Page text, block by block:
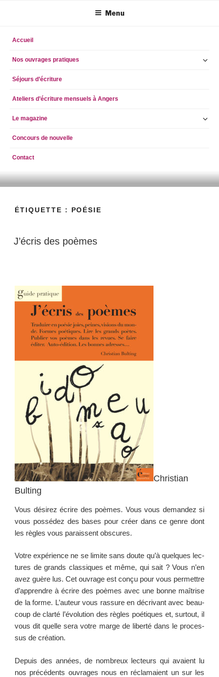
principal
Menu
Accueil
Nos ouvrages pratiques
Séjours d’écriture
Ateliers d’écriture mensuels à Angers
Le magazine
Concours de nouvelle
Contact
ECRIRE AUJOURD'HUI
ÉTIQUETTE : POÉSIE
J’écris des poèmes
Christian
Bulting
Vous désirez écrire des poèmes. Vous vous deman­dez si
vous pos­sédez des bases pour créer dans ce genre dont
les règles vous parais­sent obscures.
Votre expéri­ence ne se lim­ite sans doute qu’à quelques lec­
tures de grands clas­siques et même, qui sait ? Vous n’en
avez guère lus. Cet ouvrage est conçu pour vous per­me­t­tre
d’apprendre à écrire des poèmes avec une bonne maîtrise
de la forme. L’auteur vous ras­sure en décrivant avec beau­
coup de clarté l’évolution des règles poé­tiques et, surtout, il
vous dit quelle sera votre marge de lib­erté dans le proces­
sus de création.
Depuis des années, de nom­breux lecteurs qui avaient lu
nos précé­dents ouvrages nous en récla­maient un sur les